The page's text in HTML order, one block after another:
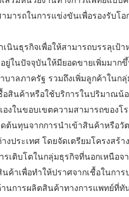
ารถในการแข่งขันเพื่อรองรับโอ
นธุรกิจเพื่อให้สามารถบรรลุเป้
ยู่ในปัจจุบันให้มียอดขายเพิ่มมา
บาลภาครัฐ รวมถึงเพิ่มลูกค้าใน
สินค้าหรือใช้บริการในปริมาณน้
งในขอบเขตความสามารถของโ
นทุนจากการนำเข้าสินค้าหรือวั
งประเทศ โดยจัดเตรียมโครงสร้
รเติบโตในกลุ่มธุรกิจที่นอกเหนือ
ค้าเพื่อทำให้ปราศจากเชื้อในกา
นการผลิตสินค้าทางการแพทย์ที่